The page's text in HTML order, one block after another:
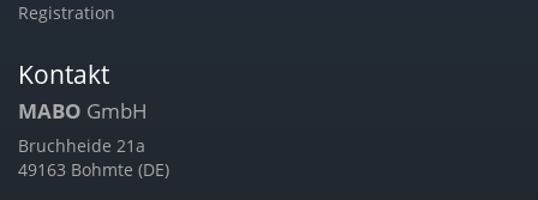
Registration
Kontakt
MABO GmbH
Bruchheide 21a
49163 Bohmte (DE)